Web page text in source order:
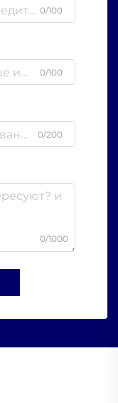
0/100
0/100
0/200
0/1000